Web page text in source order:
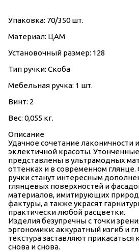
Упаковка: 70/350 шт.
Материал: ЦАМ
Установочный размер: 128
Тип ручки: Скоба
Мебельная ручка: 1 шт.
Винт: 2
Вес: 0,055 кг.
Описание
Удачное сочетание лаконичности и
эклектичной красоты.
представлены в ультрамодных
оттенках и в современном
ручки станут интересным
глянцевых поверхностей и
материалов, имитирующих
фактуры, а также украсят
практически любой расцветки.
Изделия безупречны с точки
эргономики: аккуратный изгиб и
текстура заставляют прикасаться
снова и снова.